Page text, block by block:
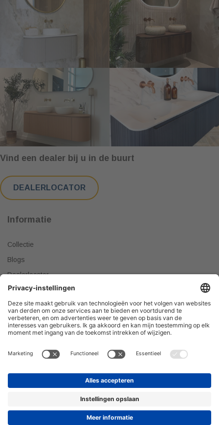
Vind een dealer bij u in de buurt
DEALERLOCATOR
Informatie
Collectie
Blogs
Dealerlocator
Dealer worden
Meest gestelde vragen
Tips & Tricks
DEALER WORDEN